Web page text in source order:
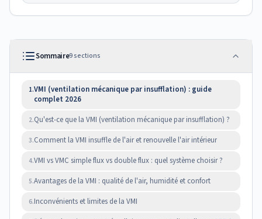
Sommaire9sections
1.VMI (ventilation mécanique par insufflation) : guide
complet 2026
2.Qu'est-ce que la VMI (ventilation mécanique par insufflation) ?
3.Comment la VMI insuffle de l'air et renouvelle l'air intérieur
4.VMI vs VMC simple flux vs double flux : quel système choisir ?
5.Avantages de la VMI : qualité de l'air, humidité et confort
6.Inconvénients et limites de la VMI